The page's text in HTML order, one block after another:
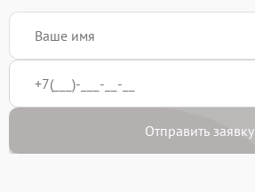
Отправить заявку